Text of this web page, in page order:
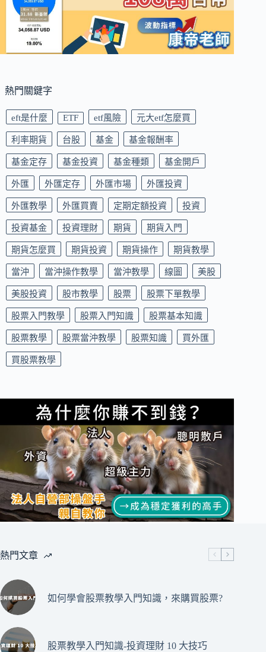
熱門關鍵字
eft是什麼 ETF etf風險 元大etf怎麼買
利率期貨 台股 基金 基金報酬率
基金定存 基金投資 基金種類 基金開戶
外匯 外匯定存 外匯市場 外匯投資
外匯教學 外匯買賣 定期定額投資 投資
投資基金 投資理財 期貨 期貨入門
期貨怎麼買 期貨投資 期貨操作 期貨教學
當沖 當沖操作教學 當沖教學 線圖 美股
美股投資 股市教學 股票 股票下單教學
股票入門教學 股票入門知識 股票基本知識
股票教學 股票當沖教學 股票知識 買外匯
買股票教學
熱門文章
如何學會股票教學入門知識，來購買股票?
股票教學入門知識-投資理財 10 大技巧